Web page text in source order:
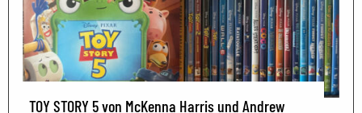
TOY STORY 5 von McKenna Harris und Andrew